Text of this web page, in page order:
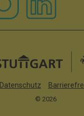
Datenschutz
© 2026